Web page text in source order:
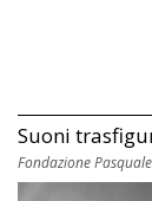
Suoni
Fondazione